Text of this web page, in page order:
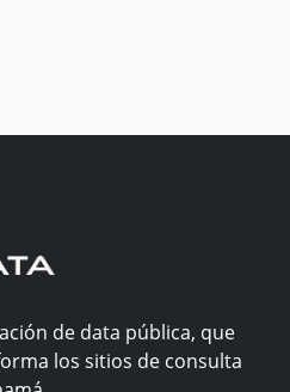
de data pública, que
los sitios de consulta